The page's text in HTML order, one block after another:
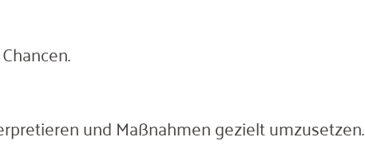
und Maßnahmen gezielt umzusetzen.